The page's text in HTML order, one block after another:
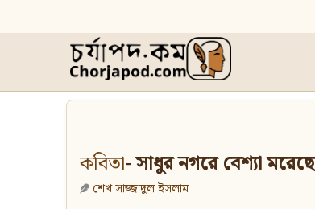
কবিতা- সাধুর নগরে বেশ্যা মরেছে
শেখ সাজ্জাদুল ইসলাম